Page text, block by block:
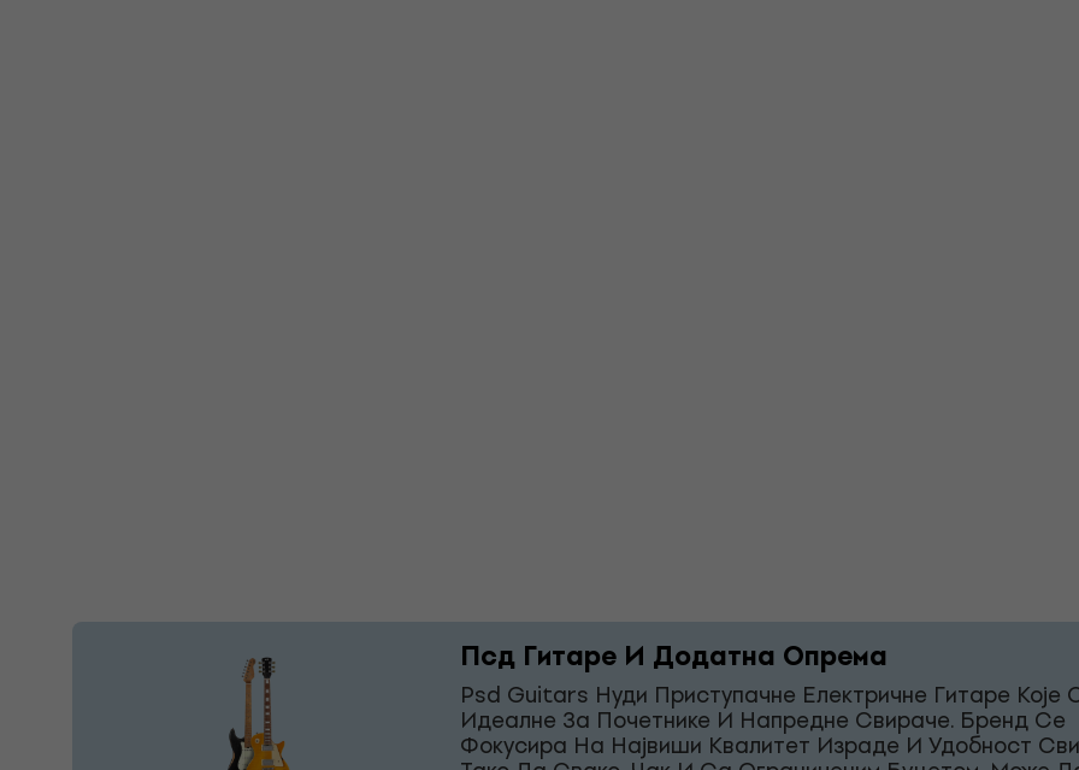
Псд Гитаре И Додатна Опрема
Psd Guitars Нуди Приступачне Електричне Гитаре Које
Идеалне За Почетнике И Напредне Свираче. Бренд Се
Фокусира На Највиши Квалитет Израде И Удобност